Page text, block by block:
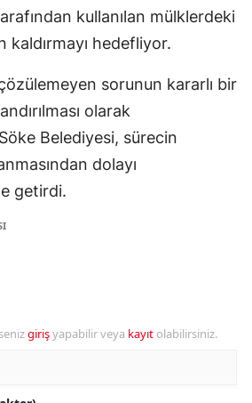
kullanılan mülklerdeki
hedefliyor.
çözülemeyen sorunun kararlı bir
olarak
Belediyesi, sürecin
dolayı
getirdi.
girişyapabilir veya kayıt olabilirsiniz.